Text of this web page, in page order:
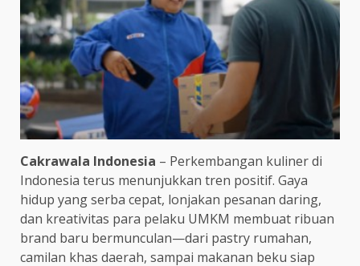
Cakrawala Indonesia – Perkembangan kuliner di
Indonesia terus menunjukkan tren positif. Gaya
hidup yang serba cepat, lonjakan pesanan daring,
dan kreativitas para pelaku UMKM membuat ribuan
brand baru bermunculan—dari pastry rumahan,
camilan khas daerah, sampai makanan beku siap